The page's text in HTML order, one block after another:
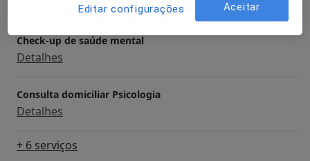
Check-up de saúde mental
Detalhes
Consulta domiciliar Psicologia
Detalhes
+ 6 serviços
Editar configurações Aceitar